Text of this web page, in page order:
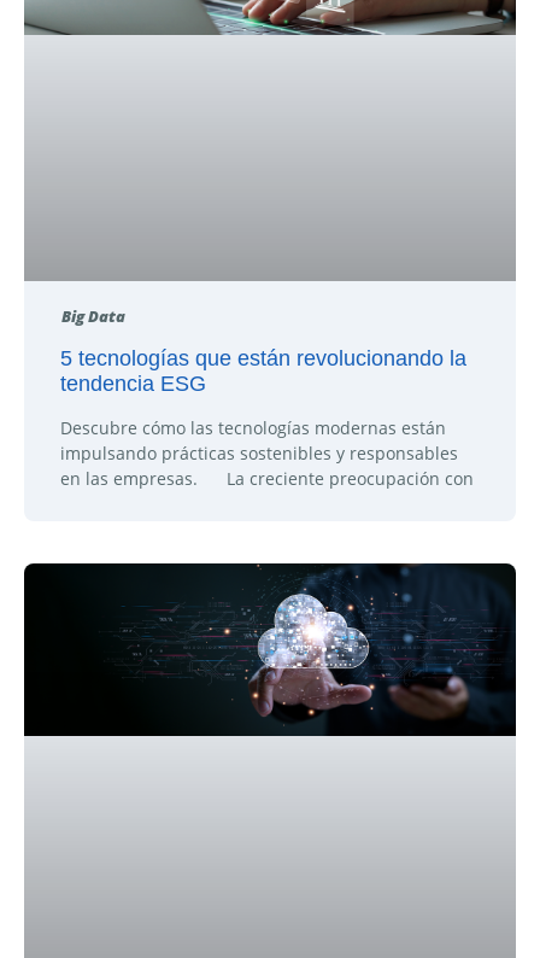
Big Data
5 tecnologías que están revolucionando la
tendencia ESG
Descubre cómo las tecnologías modernas están
impulsando prácticas sostenibles y responsables
en las empresas. La creciente preocupación con